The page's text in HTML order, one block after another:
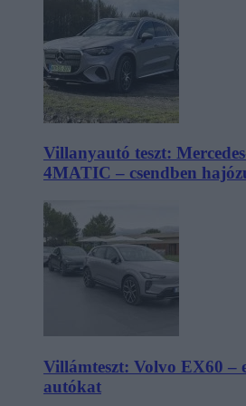
Villanyautó teszt:
4MATIC – csendben
Villámteszt: Volvo EX60 –
autókat